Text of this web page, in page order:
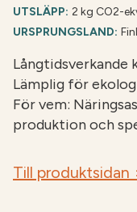
UTSLÄPP: 2 kg CO2-
URSPRUNGSLAND:
Långtidsverkande
Lämplig för
För vem:
produktion och
Till produktsidan